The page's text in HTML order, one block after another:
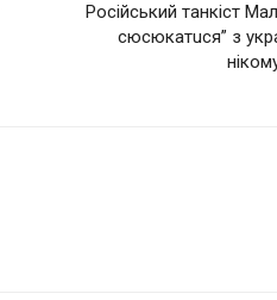
Російський тaнкiст
сюсюкaтuся” з